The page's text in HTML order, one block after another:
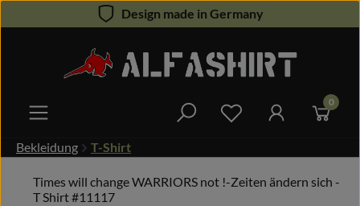
Zum Hauptinhalt springenDesign made in Germany
Du hast 0 0
Bekleidung T-Shirt
Times will change WARRIORS not !-Zeiten ändern sich -
T Shirt #11117